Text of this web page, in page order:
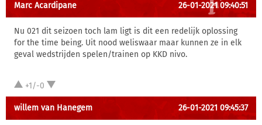
Marc Acardipane 26-01-2021 09:40:51
Nu 021 dit seizoen toch lam ligt is dit een redelijk oplossing
for the time being. Uit nood weliswaar maar kunnen ze in elk
geval wedstrijden spelen/trainen op KKD nivo.
+1/-0
willem van Hanegem 26-01-2021 09:45:37